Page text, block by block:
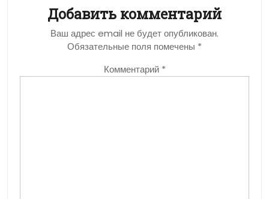
Добавить комментарий
Ваш адрес email не будет опубликован.
Обязательные поля помечены *
Комментарий *